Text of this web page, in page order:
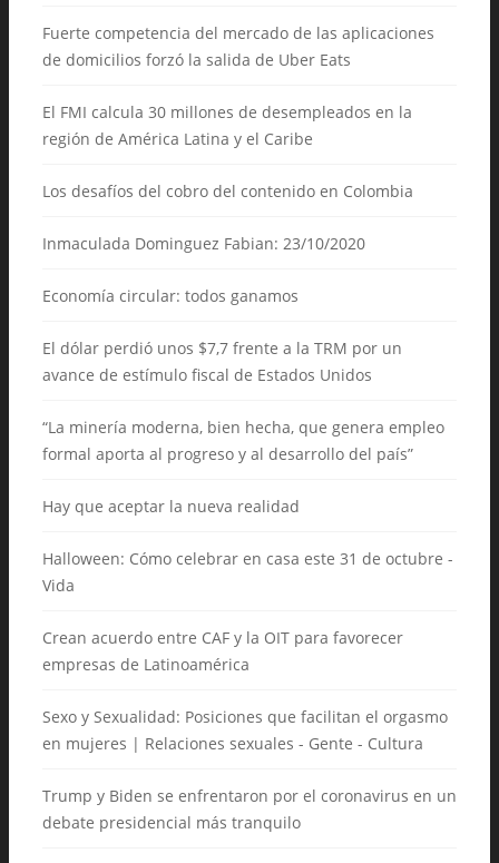
Fuerte competencia del mercado de las aplicaciones
de domicilios forzó la salida de Uber Eats
El FMI calcula 30 millones de desempleados en la
región de América Latina y el Caribe
Los desafíos del cobro del contenido en Colombia
Inmaculada Dominguez Fabian: 23/10/2020
Economía circular: todos ganamos
El dólar perdió unos $7,7 frente a la TRM por un
avance de estímulo fiscal de Estados Unidos
“La minería moderna, bien hecha, que genera empleo
formal aporta al progreso y al desarrollo del país”
Hay que aceptar la nueva realidad
Halloween: Cómo celebrar en casa este 31 de octubre -
Vida
Crean acuerdo entre CAF y la OIT para favorecer
empresas de Latinoamérica
Sexo y Sexualidad: Posiciones que facilitan el orgasmo
en mujeres | Relaciones sexuales - Gente - Cultura
Trump y Biden se enfrentaron por el coronavirus en un
debate presidencial más tranquilo